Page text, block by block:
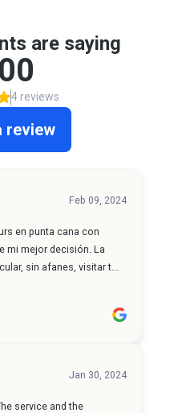
are saying
4 reviews
review
Feb 09, 2024
en punta cana con
mi mejor decisión. La
sin afanes, visitar t...
Jan 30, 2024
service and the